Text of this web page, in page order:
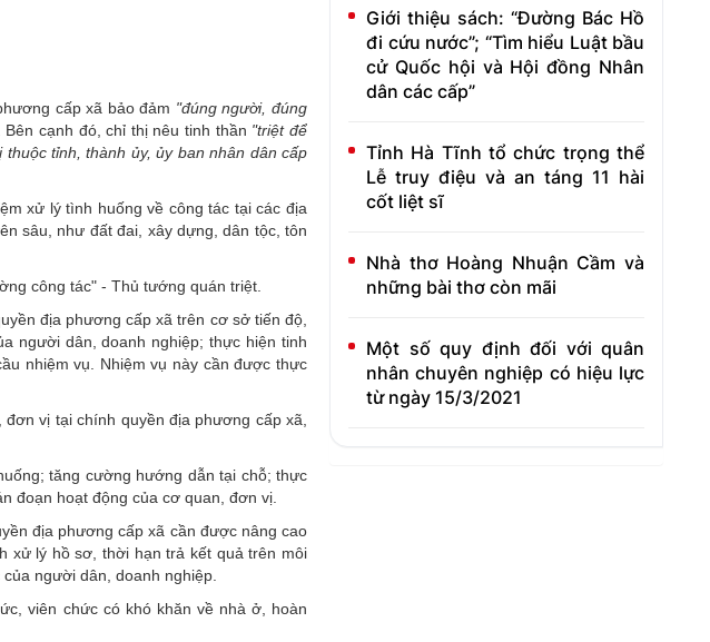
cấp xã bảo đảm "đúng người, đúng
cạnh đó, chỉ thị nêu tinh thần "triệt để
tỉnh, thành ủy, ủy ban nhân dân cấp
xử lý tình huống về công tác tại các địa
sâu, như đất đai, xây dựng, dân tộc, tôn
công tác" - Thủ tướng quán triệt.
địa phương cấp xã trên cơ sở tiến độ,
người dân, doanh nghiệp; thực hiện tinh
nhiệm vụ. Nhiệm vụ này cần được thực
vị tại chính quyền địa phương cấp xã,
tăng cường hướng dẫn tại chỗ; thực
đoạn hoạt động của cơ quan, đơn vị.
địa phương cấp xã cần được nâng cao
xử lý hồ sơ, thời hạn trả kết quả trên môi
người dân, doanh nghiệp.
viên chức có khó khăn về nhà ở, hoàn
Giới thiệu sách: “Đường Bác Hồ
đi cứu nước”; “Tìm hiểu Luật bầu
cử Quốc hội và Hội đồng Nhân
dân các cấp”
Tỉnh Hà Tĩnh tổ chức trọng thể
Lễ truy điệu và an táng 11 hài
cốt liệt sĩ
Nhà thơ Hoàng Nhuận Cầm và
những bài thơ còn mãi
Một số quy định đối với quân
nhân chuyên nghiệp có hiệu lực
từ ngày 15/3/2021